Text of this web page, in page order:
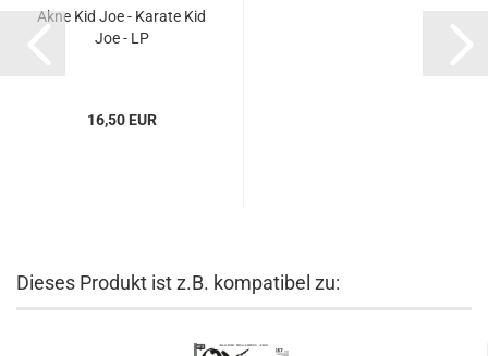
Akne Kid Joe - Karate Kid
Joe - LP
16,50 EUR
Dieses Produkt ist z.B. kompatibel zu: